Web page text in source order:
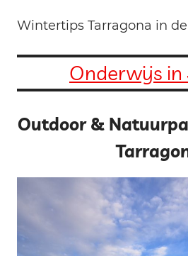
Wintertips Tarragona in
Onderwijs in
Outdoor &